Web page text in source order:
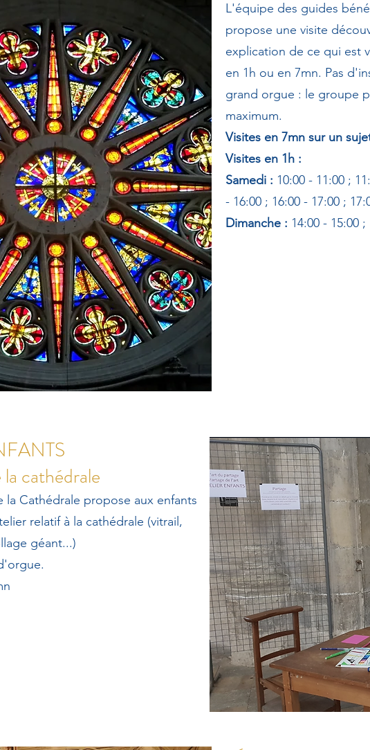
L'équipe des guides
propose une visite
explication de ce qui est
en 1h ou en 7mn. Pas
grand orgue : le groupe
maximum.
Visites en 7mn sur un
Visites en 1h :
Samedi : 10:00 - 11:00 ;
- 16:00 ; 16:00 - 17:00 ;
Dimanche : 14:00 - 15:00
cathédrale
la Cathédrale propose aux enfants
relatif à la cathédrale (vitrail,
géant...)